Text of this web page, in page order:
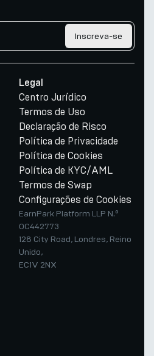
Inscreva-se
Legal
Centro Jurídico
Termos de Uso
Declaração de Risco
Política de Privacidade
Política de Cookies
Política de KYC/AML
Termos de Swap
Configurações de Cookies
EarnPark Platform LLP N.º
OC442773
128 City Road, Londres, Reino
Unido,
EC1V 2NX